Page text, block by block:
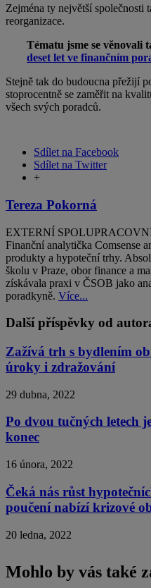
Zejména ty největší
reorganizace.
Tématu jsme se věnovali
deset let ve finančním
Stejně tak do budoucna přežijí
stoprocentně se zaměřit na
všech svých poradců.
Sdílet na Facebook
Sdílet na Twitter
+
Tereza Pokorná
EXTERNÍ
Finanční analytička Comsense
produkty a hypoteční trhy.
školu v Praze, obor finance a
získávala praxi v ČSOB jako
poradkyně. Více...
Další příspěvky od
Zažívá trh s bydlením
úroky i zdražování
29 dubna, 2022
Po dvou tučných letech
konec
16 února, 2022
Čeká nás růst
poučení nabízí krizové
20 ledna, 2022
Mohlo by vás také